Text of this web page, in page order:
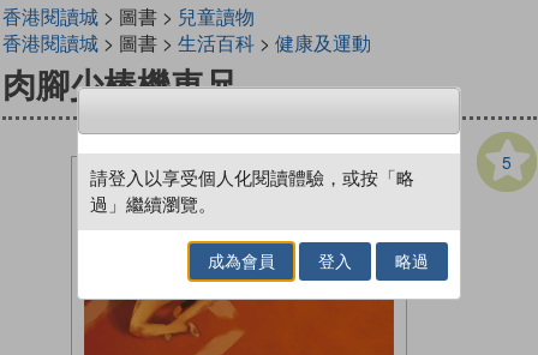
香港閱讀城> 圖書 > 兒童讀物
香港閱讀城> 圖書 > 生活百科> 健康及運動
肉腳少棒機車兄
5
請登入以享受個人化閱讀體驗，或按「略
過」繼續瀏覽。
成為會員 登入 略過